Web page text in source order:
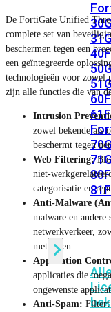
40F
60F
61F
80F
81F
Licentie
De FortiGate Unified
complete set van
beschermen tegen een
een geïntegreerde
technologieën voor zowel
zijn alle functies die van
Intrusion
zowel bekende als
beschermt tegen
Web Filtering:
niet-
categorisatie en
Anti-Malware
malware en andere
netwerkverkeer,
methoden.
Application
applicaties die
ongewenste
Anti-Spam: Filtert